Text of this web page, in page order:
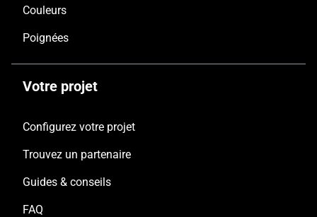
Couleurs
Poignées
Votre projet
Configurez votre projet
Trouvez un partenaire
Guides & conseils
FAQ